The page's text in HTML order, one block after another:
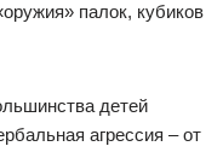
палок, кубиков
детей
агрессия – от